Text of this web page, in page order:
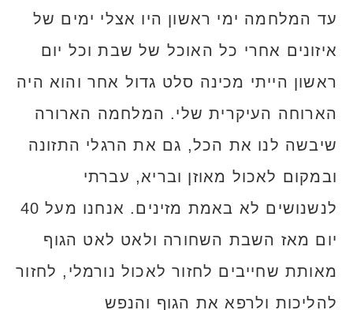
עד המלחמה ימי ראשון היו אצלי ימים של
איזונים אחרי כל האוכל של שבת וכל יום
ראשון הייתי מכינה סלט גדול אחר והוא היה
הארוחה העיקרית שלי. המלחמה הארורה
שיבשה לנו את הכל, גם את הרגלי התזונה
ובמקום לאכול מאוזן ובריא, עברתי
לנשנושים לא באמת מזינים. אנחנו מעל 40
יום מאז השבת השחורה ולאט לאט הגוף
מאותת שחייבים לחזור לאכול נורמלי, לחזור
להליכות ולרפא את הגוף והנפש